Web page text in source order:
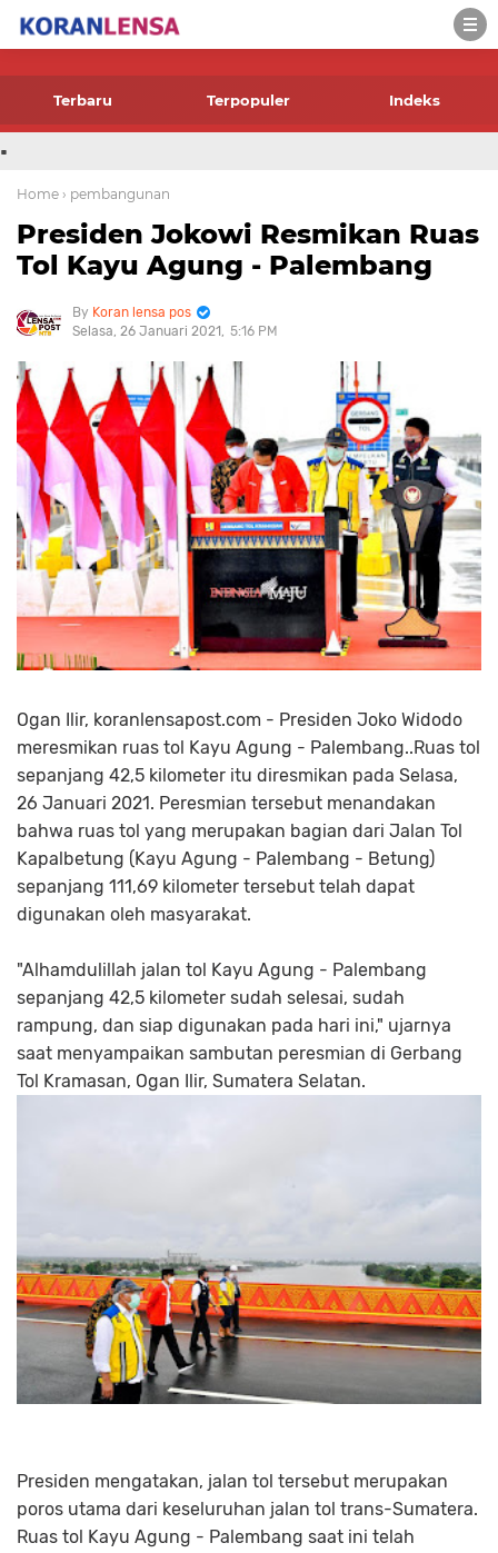
-->
Terbaru Terpopuler Indeks
.
Home › pembangunan
Presiden Jokowi Resmikan Ruas
Tol Kayu Agung - Palembang
Koran lensa pos
Selasa, 26 Januari 2021
5:16 PM
Ogan Ilir, koranlensapost.com - Presiden Joko Widodo
meresmikan ruas tol Kayu Agung - Palembang..Ruas tol
sepanjang 42,5 kilometer itu diresmikan pada Selasa,
26 Januari 2021. Peresmian tersebut menandakan
bahwa ruas tol yang merupakan bagian dari Jalan Tol
Kapalbetung (Kayu Agung - Palembang - Betung)
sepanjang 111,69 kilometer tersebut telah dapat
digunakan oleh masyarakat.
"Alhamdulillah jalan tol Kayu Agung - Palembang
sepanjang 42,5 kilometer sudah selesai, sudah
rampung, dan siap digunakan pada hari ini," ujarnya
saat menyampaikan sambutan peresmian di Gerbang
Tol Kramasan, Ogan Ilir, Sumatera Selatan.
Presiden mengatakan, jalan tol tersebut merupakan
poros utama dari keseluruhan jalan tol trans-Sumatera.
Ruas tol Kayu Agung - Palembang saat ini telah